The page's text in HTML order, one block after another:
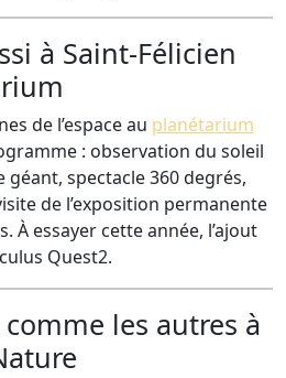
à Saint-Félicien
de l’espace au planétarium
: observation du soleil
géant, spectacle 360 degrés,
de l’exposition permanente
À essayer cette année, l’ajout
Quest2.
les autres à